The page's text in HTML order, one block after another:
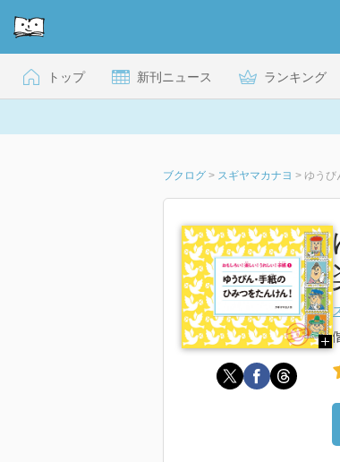
トップ 新刊ニュース ランキング
ブクログ > スギヤマカナヨ > ゆうび